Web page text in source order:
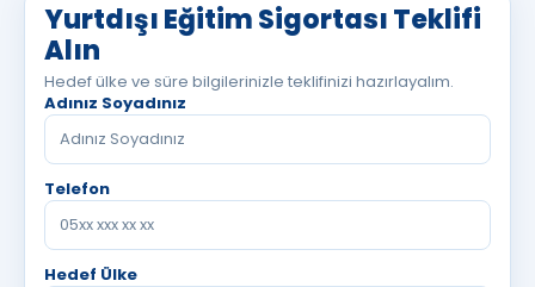
Yurtdışı Eğitim Sigortası Teklifi
Alın
Hedef ülke ve süre bilgilerinizle teklifinizi hazırlayalım.
Adınız Soyadınız
Telefon
Hedef Ülke